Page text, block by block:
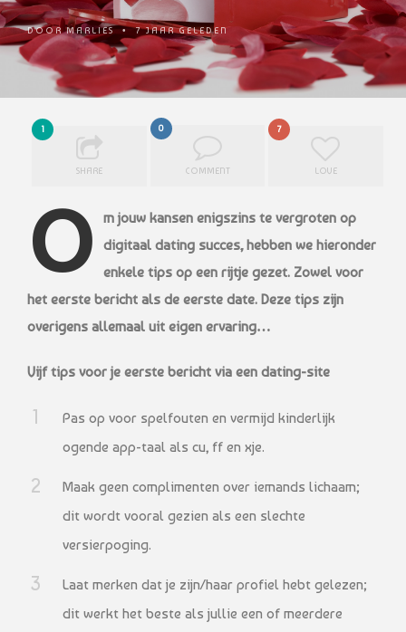
DOORMARLIES •7 JAAR GELEDEN
1
SHARE
0
COMMENT
7
LOVE
O
m jouw kansen enigszins te vergroten op
digitaal dating succes, hebben we hieronder
enkele tips op een rijtje gezet. Zowel voor
het eerste bericht als de eerste date. Deze tips zijn
overigens allemaal uit eigen ervaring…
Vijf tips voor je eerste bericht via een dating-site
Pas op voor spelfouten en vermijd kinderlijk
ogende app-taal als cu, ff en xje.
Maak geen complimenten over iemands lichaam;
dit wordt vooral gezien als een slechte
versierpoging.
Laat merken dat je zijn/haar profiel hebt gelezen;
dit werkt het beste als jullie een of meerdere